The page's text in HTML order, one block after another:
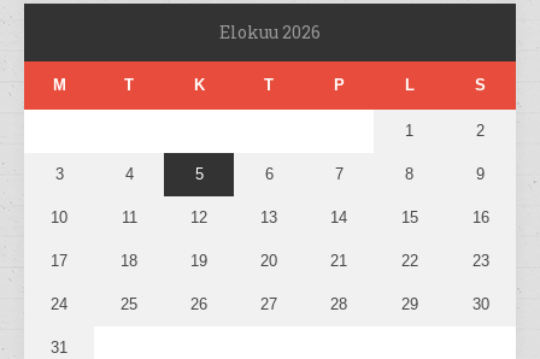
Elokuu 2026
M T K T P L S
1 2
3 4 5 6 7 8 9
10 11 12 13 14 15 16
17 18 19 20 21 22 23
24 25 26 27 28 29 30
31